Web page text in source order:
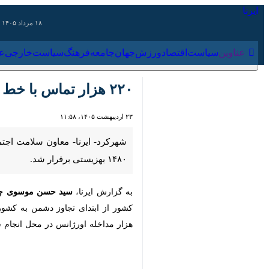
عناوین‌ سیاست اقتصاد ورزش جهان جامعه فرهنگ
۲۲۰ هزار تماس با خط مشاوره ۱۴۸۰ بهزیستی برقرار شد